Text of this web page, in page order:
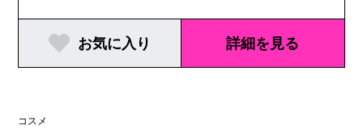
お気に入り 詳細を見る
コスメ